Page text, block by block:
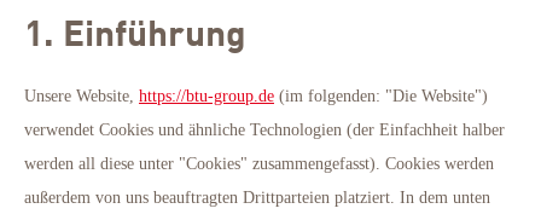
1. Einführung
Unsere Website, https://btu-group.de (im folgenden: "Die Website")
verwendet Cookies und ähnliche Technologien (der Einfachheit halber
werden all diese unter "Cookies" zusammengefasst). Cookies werden
außerdem von uns beauftragten Drittparteien platziert. In dem unten